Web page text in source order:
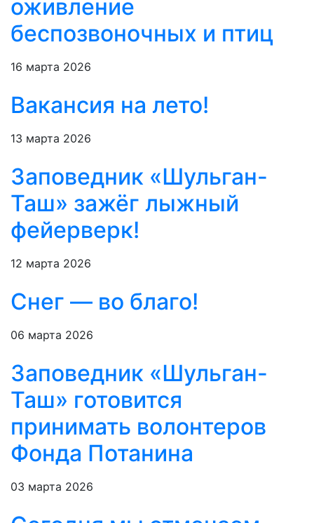
оживление
беспозвоночных и птиц
16 марта 2026
Вакансия на лето!
13 марта 2026
Заповедник «Шульган-
Таш» зажёг лыжный
фейерверк!
12 марта 2026
Снег — во благо!
06 марта 2026
Заповедник «Шульган-
Таш» готовится
принимать волонтеров
Фонда Потанина
03 марта 2026